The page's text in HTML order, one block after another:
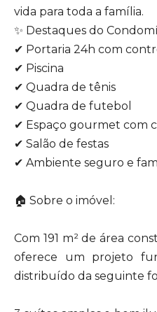
vida para toda a família.
✨ Destaques do
✔ Portaria 24h com
✔ Piscina
✔ Quadra de tênis
✔ Quadra de futebol
✔ Espaço gourmet com
✔ Salão de festas
✔ Ambiente seguro e
🏠 Sobre o imóvel:
Com 191 m² de área
oferece um projeto
distribuído da seguinte